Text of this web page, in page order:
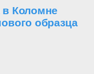
в Коломне
образца